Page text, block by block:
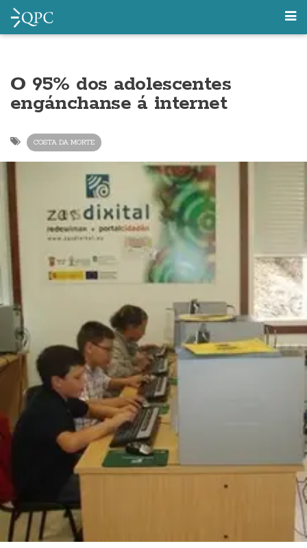
O 95% dos adolescentes
engánchanse á internet
COSTA DA MORTE